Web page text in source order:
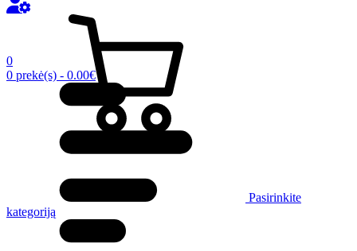
0
0 prekė(s) - 0.00€
Pasirinkite
kategoriją